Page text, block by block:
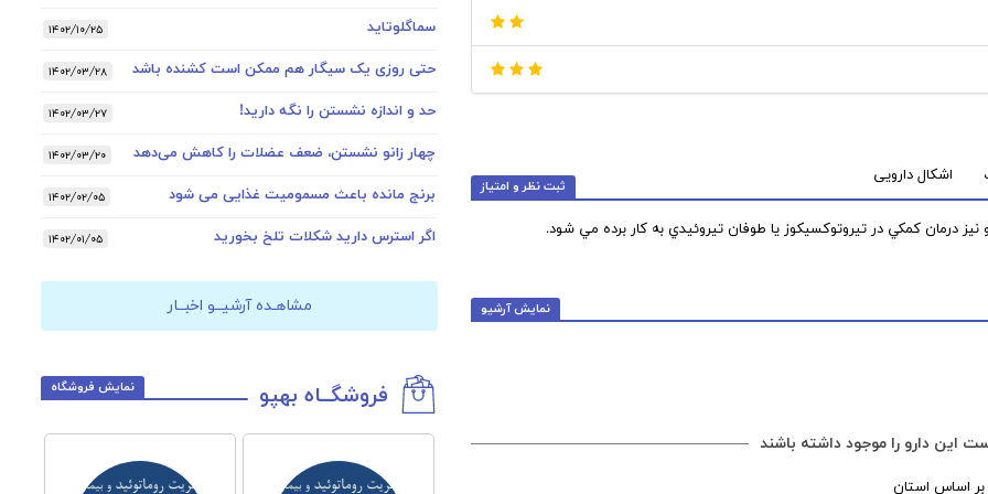
اشکال دارویی
ثبت نظر و امتیاز
و نيز درمان كمكي در تيروتوكسيكوز يا طوفان تيروئيدي به كار برده مي شود.
نمایش آرشیو
این دارو را موجود داشته باشند
بر اساس استان
سماگلوتاید ۱۴۰۲/۱۰/۲۵
حتی روزی یک سیگار هم ممکن است کشنده باشد ۱۴۰۲/۰۳/۲۸
حد و اندازه نشستن را نگه دارید! ۱۴۰۲/۰۳/۲۷
چهار زانو نشستن، ضعف عضلات را کاهش می‌دهد ۱۴۰۲/۰۳/۲۰
برنج مانده باعث مسمومیت غذایی می شود ۱۴۰۲/۰۲/۰۵
اگر استرس دارید شکلات تلخ بخورید ۱۴۰۲/۰۱/۰۵
مشاهـده آرشیــو اخبــار
فروشگــاه بهپو نمایش فروشگاه